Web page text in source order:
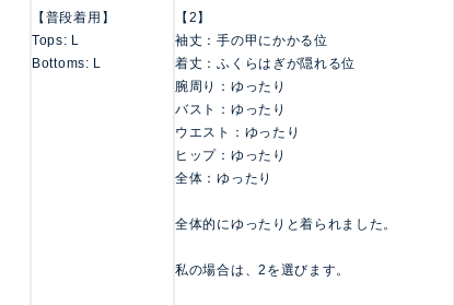
【普段着用】
Tops: L
Bottoms: L
【2】
袖丈：手の甲にかかる位
着丈：ふくらはぎが隠れる位
腕周り：ゆったり
バスト：ゆったり
ウエスト：ゆったり
ヒップ：ゆったり
全体：ゆったり
全体的にゆったりと着られました。
私の場合は、2を選びます。